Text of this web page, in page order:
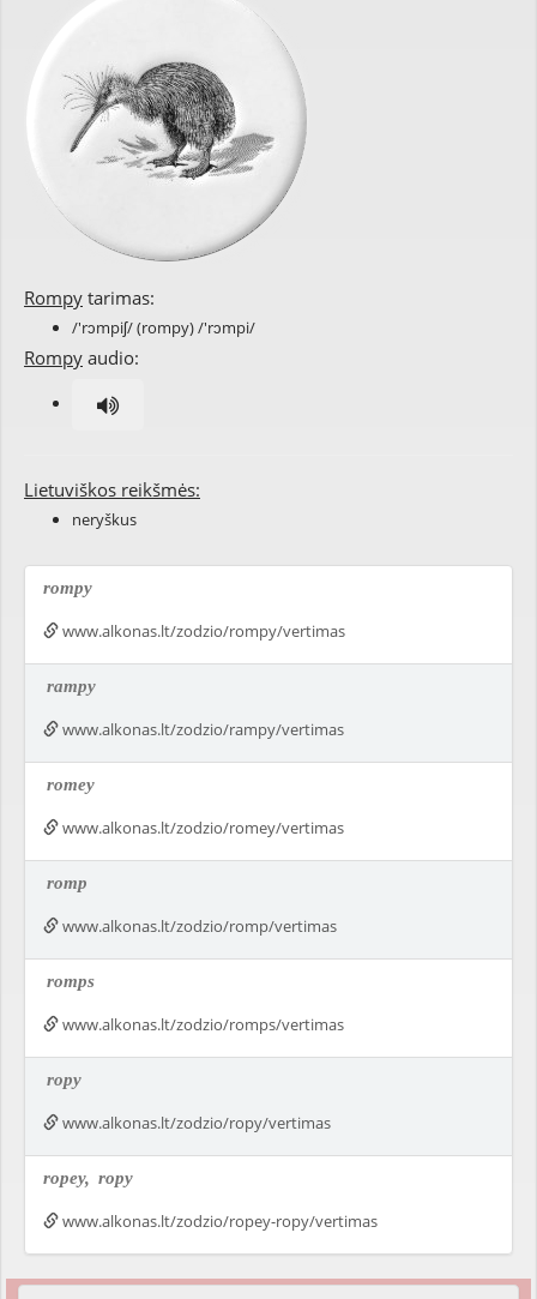
Rompy tarimas:
/'rɔmpiʃ/ (rompy) /'rɔmpi/
Rompy audio:
Lietuviškos reikšmės:
neryškus
rompy
www.alkonas.lt/zodzio/rompy/vertimas
rampy
www.alkonas.lt/zodzio/rampy/vertimas
romey
www.alkonas.lt/zodzio/romey/vertimas
romp
www.alkonas.lt/zodzio/romp/vertimas
romps
www.alkonas.lt/zodzio/romps/vertimas
ropy
www.alkonas.lt/zodzio/ropy/vertimas
ropey, ropy
www.alkonas.lt/zodzio/ropey-ropy/vertimas